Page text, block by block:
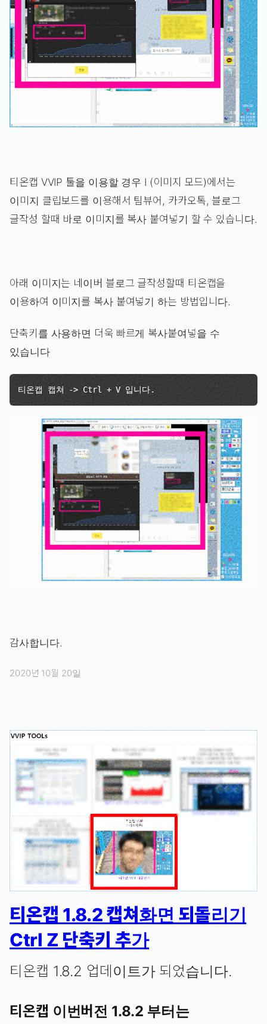
티온캡 VVIP 툴을 이용할 경우 I (이미지 모드)에서는
이미지 클립보드를 이용해서 팀뷰어, 카카오톡, 블로그
글작성 할때 바로 이미지를 복사 붙여넣기 할 수 있습니다.
아래 이미지는 네이버 블로그 글작성할때 티온캡을
이용하여 이미지를 복사 붙여넣기 하는 방법입니다.
단축키를 사용하면 더욱 빠르게 복사붙여넣을 수
있습니다
티온캡 캡쳐 -> Ctrl + V 입니다.
감사합니다.
2020년 10월 20일
티온캡 1.8.2 캡쳐화면 되돌리기
Ctrl Z 단축키 추가
티온캡 1.8.2 업데이트가 되었습니다.
티온캡 이번버전 1.8.2 부터는